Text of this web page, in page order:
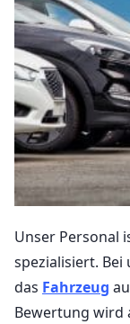
Unser Personal
spezialisiert.
das Fahrzeug
Bewertung wird